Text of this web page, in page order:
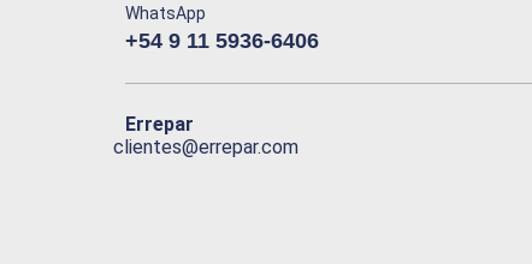
WhatsApp
+54 9 11 5936-6406
Errepar
clientes@errepar.com